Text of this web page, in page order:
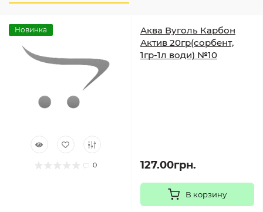
Новинка
0
Аква Вуголь Карбон
Актив 20гр(сорбент,
1гр-1л води) №10
127.00грн.
В корзину